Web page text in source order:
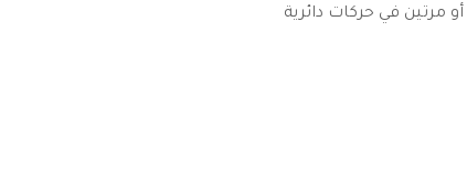
مرتين في حركات دائرية